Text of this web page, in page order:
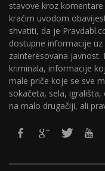
stavove kroz
kraćim uvodom
shvatiti, da je
dostupne informacije
zainteresovana
kriminala, informacije
male priče koje se sve
sokačeta, sela,
na malo drugačiji, ali